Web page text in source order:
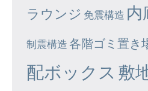
ラウンジ 免震構造 内
制震構造 各階ゴミ置き
配ボックス 敷